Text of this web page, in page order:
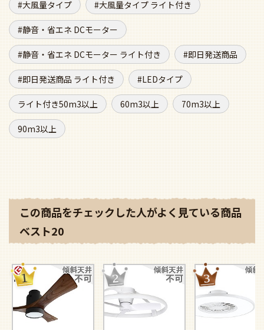
大風量タイプ 大風量タイプ ライト付き
静音・省エネ DCモーター
静音・省エネ DCモーター ライト付き 即日発送商品
即日発送商品 ライト付き LEDタイプ
ライト付き50m3以上 60m3以上 70m3以上
90m3以上
この商品をチェックした人がよく見ている商品
ベスト20